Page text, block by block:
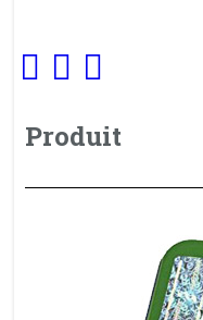
Produit